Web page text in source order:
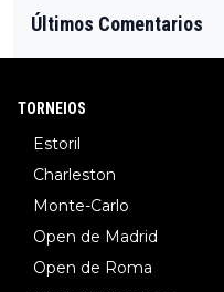
Últimos Comentarios
TORNEIOS
Estoril
Charleston
Monte-Carlo
Open de Madrid
Open de Roma